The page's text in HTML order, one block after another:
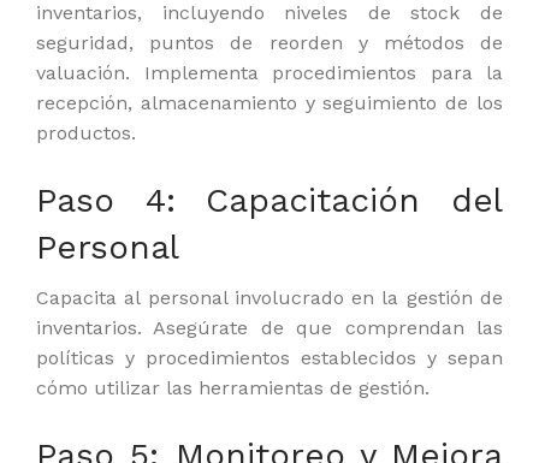
inventarios, incluyendo niveles de stock de
seguridad, puntos de reorden y métodos de
valuación. Implementa procedimientos para la
recepción, almacenamiento y seguimiento de los
productos.
Paso 4: Capacitación del
Personal
Capacita al personal involucrado en la gestión de
inventarios. Asegúrate de que comprendan las
políticas y procedimientos establecidos y sepan
cómo utilizar las herramientas de gestión.